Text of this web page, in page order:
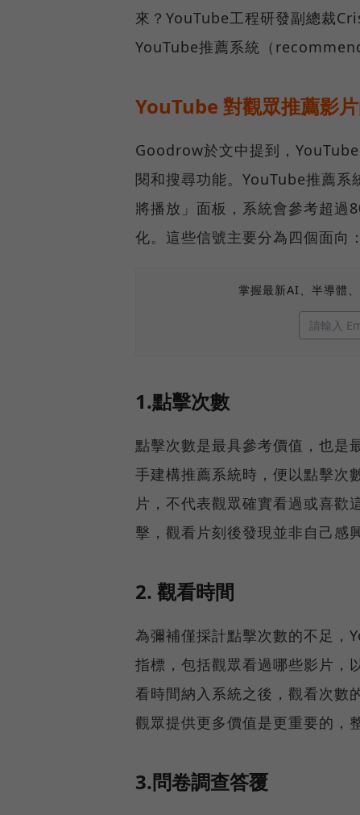
來？YouTube工程研發副總裁
YouTube推薦系統（
YouTube 對觀眾推薦影
Goodrow於文中提到，
閱和搜尋功能。YouTube推薦系
將播放」面板，系統會參考超過
化。這些信號主要分為四個面向：
掌握最新AI、半導體
1.點擊次數
點擊次數是最具參考價值，也是
手建構推薦系統時，便以點擊次
片，不代表觀眾確實看過或喜歡
擊，觀看片刻後發現並非自己感
2. 觀看時間
為彌補僅採計點擊次數的不足，
指標，包括觀眾看過哪些影片
看時間納入系統之後，觀看次數
觀眾提供更多價值是更重要的，
3.問卷調查答覆